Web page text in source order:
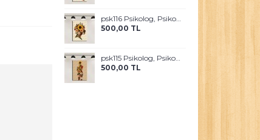
psk116 Psikolog, Psikoterapi ve Psikiyatri Merkezi, Terapi Odası Tablosu Sanatla Terapi
500,00 TL
psk115 Psikolog, Psikoterapi ve Psikiyatri Merkezi, Terapi Odası Tablosu Sanatla Terapi
500,00 TL